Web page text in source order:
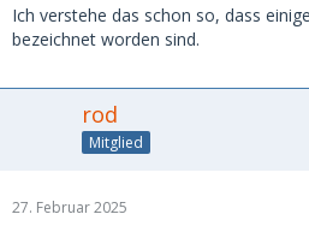
Ich verstehe das schon so, dass
bezeichnet worden sind.
rod
Mitglied
27. Februar 2025